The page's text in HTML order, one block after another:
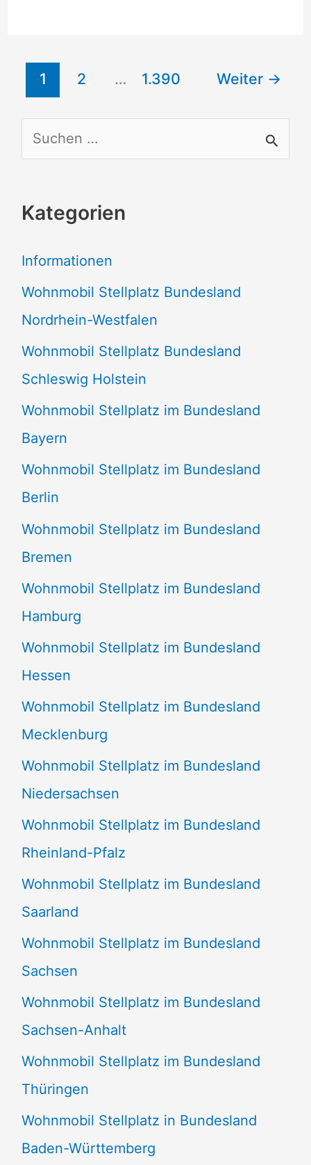
1 2 … 1.390 Weiter →
u
h
n
n
a
c
h
:
Kategorien
Informationen
Wohnmobil Stellplatz Bundesland
Nordrhein-Westfalen
Wohnmobil Stellplatz Bundesland
Schleswig Holstein
Wohnmobil Stellplatz im Bundesland
Bayern
Wohnmobil Stellplatz im Bundesland
Berlin
Wohnmobil Stellplatz im Bundesland
Bremen
Wohnmobil Stellplatz im Bundesland
Hamburg
Wohnmobil Stellplatz im Bundesland
Hessen
Wohnmobil Stellplatz im Bundesland
Mecklenburg
Wohnmobil Stellplatz im Bundesland
Niedersachsen
Wohnmobil Stellplatz im Bundesland
Rheinland-Pfalz
Wohnmobil Stellplatz im Bundesland
Saarland
Wohnmobil Stellplatz im Bundesland
Sachsen
Wohnmobil Stellplatz im Bundesland
Sachsen-Anhalt
Wohnmobil Stellplatz im Bundesland
Thüringen
Wohnmobil Stellplatz in Bundesland
Baden-Württemberg